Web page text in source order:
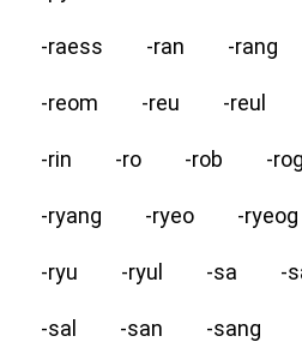
-raess -ran -rang
-reom -reu -reul
-rin -ro -rob -rog
-ryang -ryeo -ryeog
-ryu -ryul -sa -
-sal -san -sang